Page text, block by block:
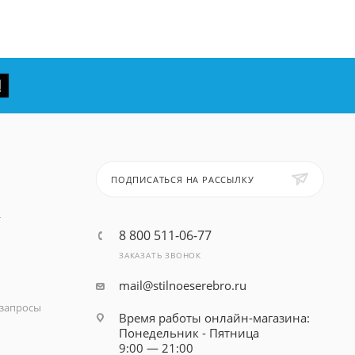
ПОДПИСАТЬСЯ НА РАССЫЛКУ
8 800 511-06-77
ЗАКАЗАТЬ ЗВОНОК
mail@stilnoeserebro.ru
Время работы онлайн-магазина:
Понедельник - Пятница
9:00 — 21:00